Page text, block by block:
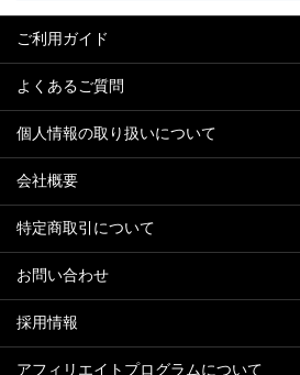
ご利用ガイド
よくあるご質問
個人情報の取り扱いについて
会社概要
特定商取引について
お問い合わせ
採用情報
アフィリエイトプログラムについて